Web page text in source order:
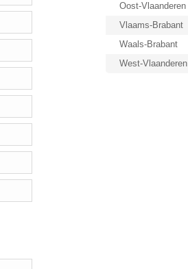
Oost-Vlaanderen
Vlaams-Brabant
Waals-Brabant
West-Vlaanderen